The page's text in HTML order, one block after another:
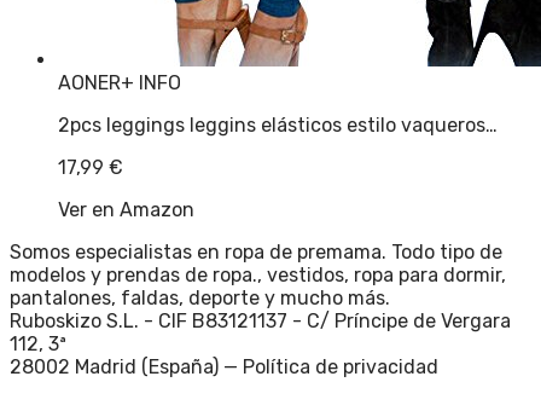
AONER+ INFO
2pcs leggings leggins elásticos estilo vaqueros…
17,99 €
Ver en Amazon
Somos especialistas en ropa de premama. Todo tipo de
modelos y prendas de ropa., vestidos, ropa para dormir,
pantalones, faldas, deporte y mucho más.
Ruboskizo S.L. - CIF B83121137 - C/ Príncipe de Vergara
112, 3ª
28002 Madrid (España) — Política de privacidad